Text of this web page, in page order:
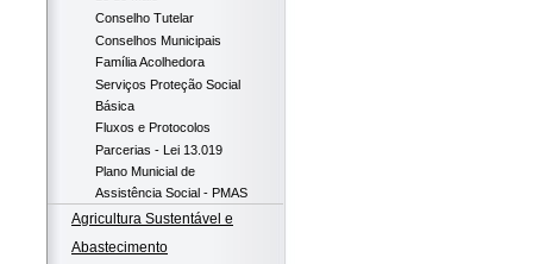
Conselho Tutelar
Conselhos Municipais
Família Acolhedora
Serviços Proteção Social
Básica
Fluxos e Protocolos
Parcerias - Lei 13.019
Plano Municial de
Assistência Social - PMAS
Agricultura Sustentável e
Abastecimento